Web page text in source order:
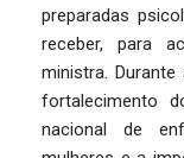
preparadas
receber, para
ministra.
fortalecimento
nacional de